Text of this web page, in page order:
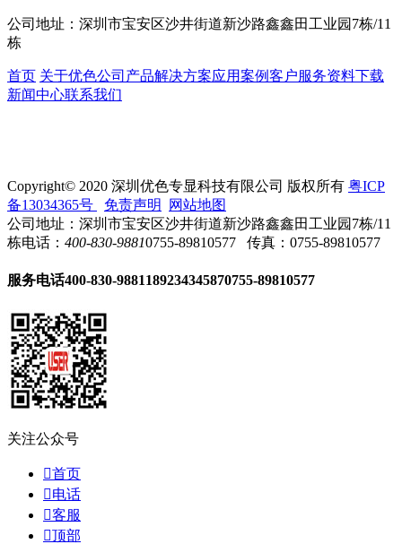
公司地址： 深圳市宝安区沙井街道新沙路鑫鑫田工业园7栋/11
栋
首页 关于优色公司产品解决方案应用案例客户服务资料下载
新闻中心联系我们
Copyright© 2020 深圳优色专显科技有限公司 版权所有 粤ICP
备13034365号
免责声明
网站地图
公司地址：深圳市宝安区沙井街道新沙路鑫鑫田工业园7栋/11
栋电话： 400-830-98810755-89810577 传真：0755-89810577
服务电话400-830-9881189234345870755-89810577
关注公众号
首页
电话
客服
顶部